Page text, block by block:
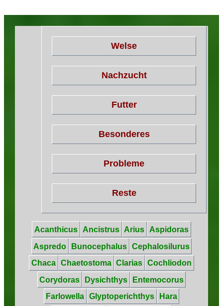
Welse
Nachzucht
Futter
Besonderes
Probleme
Reste
Acanthicus Ancistrus Arius
Aspidoras
Aspredo
Bunocephalus Cephalosilurus
Chaca Chaetostoma Clarias Cochliodon
Corydoras
Dysichthys
Entemocorus
Farlowella Glyptoperichthys
Hara